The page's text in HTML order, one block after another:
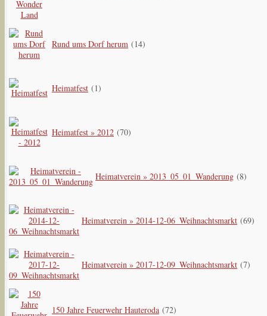
Rund ums Dorf herum (14)
Heimatfest (1)
Heimatfest » 2012 (70)
Heimatverein » 2013_05_01_Wanderung (8)
Heimatverein » 2014-12-06_Weihnachtsmarkt (69)
Heimatverein » 2017-12-09_Weihnachtsmarkt (7)
150 Jahre Feuerwehr Hauteroda (72)